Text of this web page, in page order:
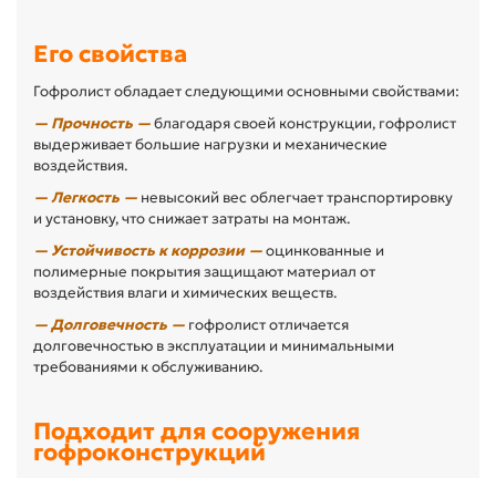
Его свойства
Гофролист обладает следующими основными свойствами:
— Прочность —благодаря своей конструкции, гофролист
выдерживает большие нагрузки и механические
воздействия.
— Легкость — невысокий вес облегчает транспортировку
и установку, что снижает затраты на монтаж.
— Устойчивость к коррозии —оцинкованные и
полимерные покрытия защищают материал от
воздействия влаги и химических веществ.
— Долговечность — гофролист отличается
долговечностью в эксплуатации и минимальными
требованиями к обслуживанию.
Подходит для сооружения
гофроконструкций